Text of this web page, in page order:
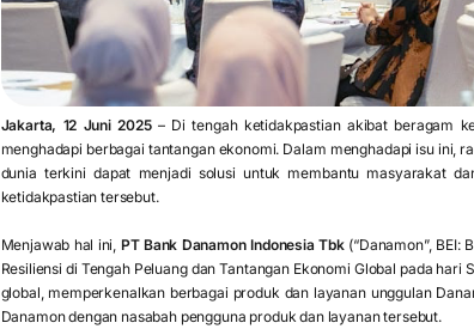
Jakarta, 12 Juni 2025– Di tengah ketidakpastian akibat beragam
menghadapi berbagai tantangan ekonomi. Dalam menghadapi isu ini,
dunia terkini dapat menjadi solusi untuk membantu masyarakat
ketidakpastian tersebut.
Menjawab hal ini, PT Bank Danamon Indonesia Tbk(“Danamon”, BEI:
Resiliensi di Tengah Peluang dan Tantangan Ekonomi Global pada
global, memperkenalkan berbagai produk dan layanan unggulan
Danamon dengan nasabah pengguna produk dan layanan tersebut.